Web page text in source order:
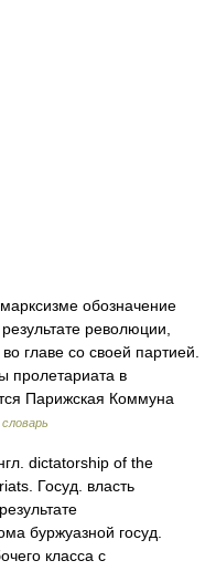
обозначение
революции,
главе со своей партией.
пролетариата в
Парижская Коммуна
dictatorship of the
Госуд. власть
буржуазной госуд.
класса с